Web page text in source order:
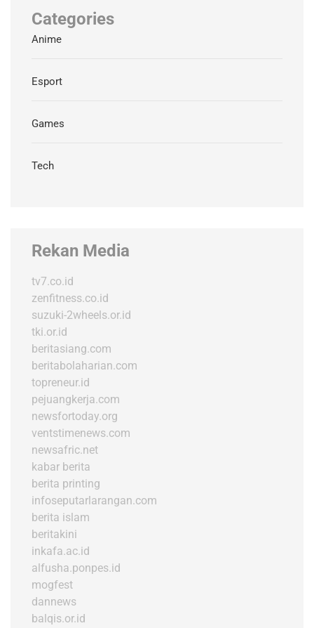
Categories
Anime
Esport
Games
Tech
Rekan Media
tv7.co.id
zenfitness.co.id
suzuki-2wheels.or.id
tki.or.id
beritasiang.com
beritabolaharian.com
topreneur.id
pejuangkerja.com
newsfortoday.org
ventstimenews.com
newsafric.net
kabar berita
berita printing
infoseputarlarangan.com
berita islam
beritakini
inkafa.ac.id
alfusha.ponpes.id
mogfest
dannews
balqis.or.id